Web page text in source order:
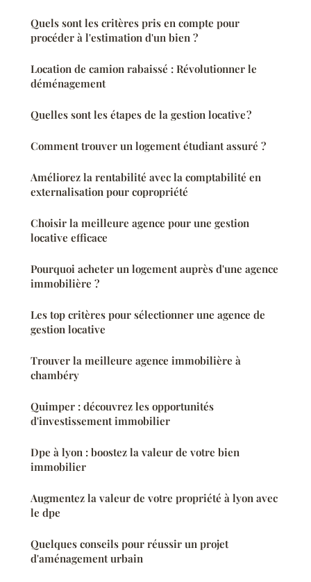
Quels sont les critères pris en compte pour
procéder à l'estimation d'un bien ?
Location de camion rabaissé : Révolutionner le
déménagement
Quelles sont les étapes de la gestion locative ?
Comment trouver un logement étudiant assuré ?
Améliorez la rentabilité avec la comptabilité en
externalisation pour copropriété
Choisir la meilleure agence pour une gestion
locative efficace
Pourquoi acheter un logement auprès d'une agence
immobilière ?
Les top critères pour sélectionner une agence de
gestion locative
Trouver la meilleure agence immobilière à
chambéry
Quimper : découvrez les opportunités
d'investissement immobilier
Dpe à lyon : boostez la valeur de votre bien
immobilier
Augmentez la valeur de votre propriété à lyon avec
le dpe
Quelques conseils pour réussir un projet
d'aménagement urbain